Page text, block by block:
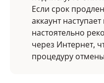
Если срок
аккаунт
настоятельно
через Интернет,
процедуру